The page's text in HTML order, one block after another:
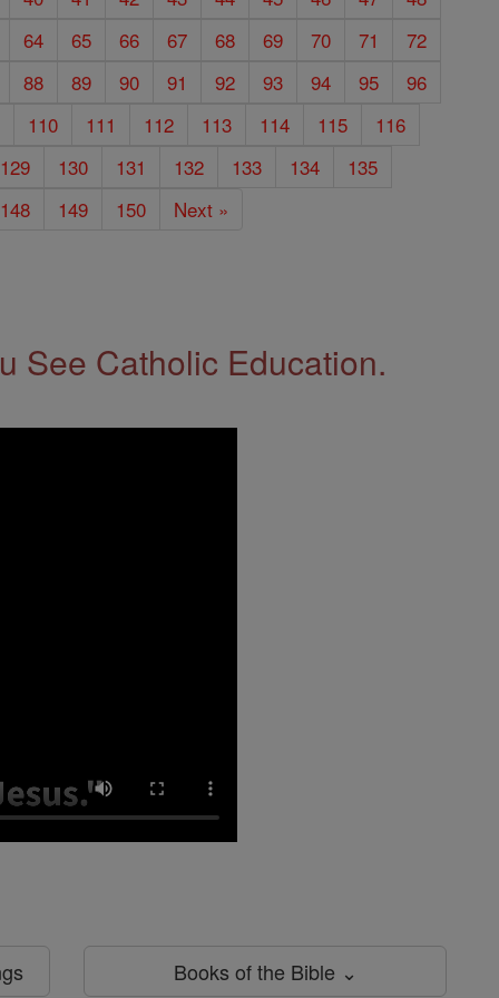
64
65 66 67 68 69 70 71
72
88
89 90 91 92 93 94 95
96
110 111 112 113 114 115
116
129
130 131 132 133 134
135
148
149 150 Next »
See Catholic Education.
Books of the Bible ⌄